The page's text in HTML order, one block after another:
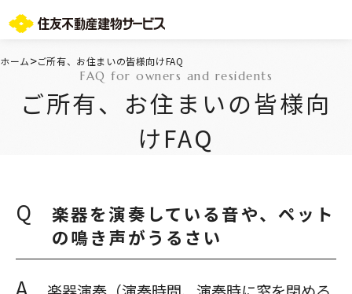
TOPページ
ご所有・お住まいの皆様
ST-マンション管理WEBサービス
よくあるご質問
お問い合わせ総合窓口
ニュースリリース/お知らせ一覧
サイトマップ
ホーム>ご所有、お住まいの皆様向けFAQ
FAQ for owners and residents
ご所有、お住まいの皆様向
けFAQ
Q
楽器を演奏している音や、ペット
の鳴き声がうるさい